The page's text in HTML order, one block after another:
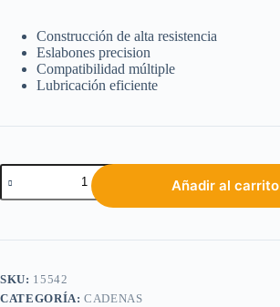
Construcción de alta resistencia
Eslabones precision
Compatibilidad múltiple
Lubricación eficiente
Añadir al carrito
SKU: 15542
CATEGORÍA:CADENAS